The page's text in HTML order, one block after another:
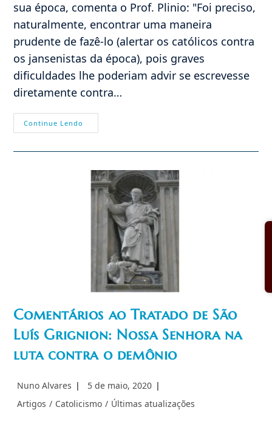
sua época, comenta o Prof. Plinio: "Foi preciso,
naturalmente, encontrar uma maneira
prudente de fazê-lo (alertar os católicos contra
os jansenistas da época), pois graves
dificuldades lhe poderiam advir se escrevesse
diretamente contra…
Continue Lendo
Imprescindível
Maria
Senhor:
Erro
Dos
Jansenistas
Progressistas
Comentários ao Tratado de São
Luís Grignion: Nossa Senhora na
luta contra o demônio
Autor
post:
Nuno Alvares
Post
publicado:
5 de maio, 2020
Categoria
Artigos / Catolicismo / Últimas atualizações